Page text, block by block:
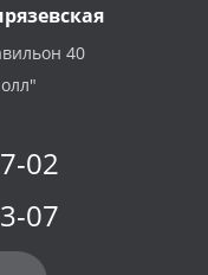
40
02
07